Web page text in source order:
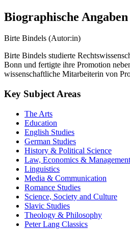
Biographische Angaben
Birte Bindels (Autor:in)
Birte Bindels studierte
Bonn und fertigte ihre Promotion
wissenschaftliche Mitarbeiterin von
Key Subject Areas
The Arts
Education
English Studies
German Studies
History & Political Science
Law, Economics & Management
Linguistics
Media & Communication
Romance Studies
Science, Society and Culture
Slavic Studies
Theology & Philosophy
Peter Lang Classics